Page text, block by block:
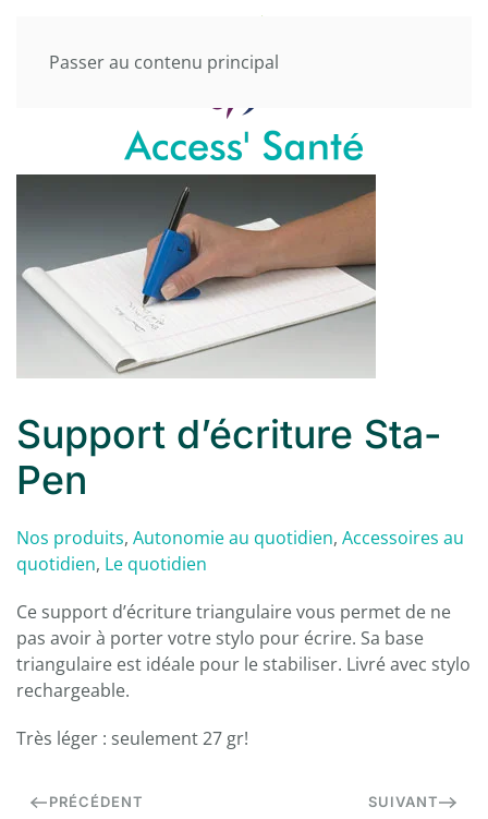
Passer au contenu principal
Support d’écriture Sta-
Pen
Nos produits, Autonomie au quotidien, Accessoires au
quotidien, Le quotidien
Ce support d’écriture triangulaire vous permet de ne
pas avoir à porter votre stylo pour écrire. Sa base
triangulaire est idéale pour le stabiliser. Livré avec stylo
rechargeable.
Très léger : seulement 27 gr!
PRÉCÉDENT SUIVANT